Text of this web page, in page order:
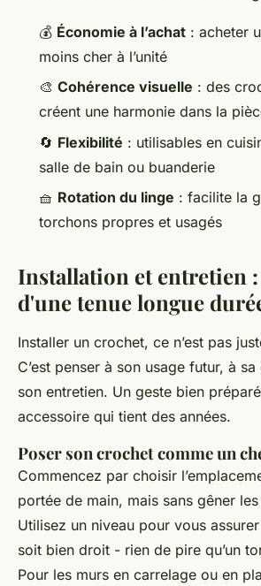
💰 Économie à l’achat : acheter
moins cher à l’unité
🎨 Cohérence visuelle : des
créent une harmonie dans la
🔄 Flexibilité : utilisables en
salle de bain ou buanderie
🧺 Rotation du linge : facilite la
torchons propres et usagés
Installation et entretien :
d'une tenue longue
Installer un crochet, ce n’est pas
C’est penser à son usage futur, à
son entretien. Un geste bien
accessoire qui tient des années.
Poser son crochet comme un
Commencez par choisir
portée de main, mais sans gêner
Utilisez un niveau pour vous
soit bien droit - rien de pire qu’un
Pour les murs en carrelage ou en